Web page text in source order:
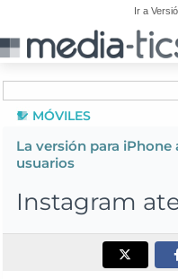
Ir a
MÓVILES
La versión para
usuarios
Instagram